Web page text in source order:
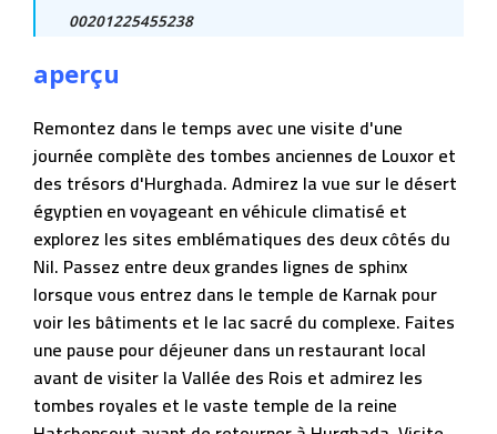
00201225455238
aperçu
Remontez dans le temps avec une visite d'une
journée complète des tombes anciennes de Louxor et
des trésors d'Hurghada. Admirez la vue sur le désert
égyptien en voyageant en véhicule climatisé et
explorez les sites emblématiques des deux côtés du
Nil. Passez entre deux grandes lignes de sphinx
lorsque vous entrez dans le temple de Karnak pour
voir les bâtiments et le lac sacré du complexe. Faites
une pause pour déjeuner dans un restaurant local
avant de visiter la Vallée des Rois et admirez les
tombes royales et le vaste temple de la reine